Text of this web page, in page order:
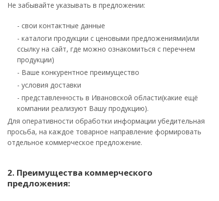
Не забывайте указывать в предложении:
- свои контактные данные
- каталоги продукции с ценовыми предложениями(или
ссылку на сайт, где можно ознакомиться с перечнем
продукции)
- Ваше конкурентное преимущество
- условия доставки
- представленность в Ивановской области(какие ещё
компании реализуют Вашу продукцию).
Для оперативности обработки информации убедительная
просьба, на каждое товарное направление формировать
отдельное коммерческое предложение.
2. Преимущества коммерческого
предложения: